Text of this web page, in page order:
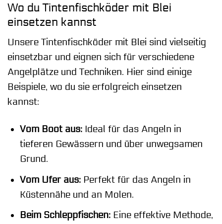
Wo du Tintenfischköder mit Blei
einsetzen kannst
Unsere Tintenfischköder mit Blei sind vielseitig
einsetzbar und eignen sich für verschiedene
Angelplätze und Techniken. Hier sind einige
Beispiele, wo du sie erfolgreich einsetzen
kannst:
Vom Boot aus:Ideal für das Angeln in
tieferen Gewässern und über unwegsamen
Grund.
Vom Ufer aus:Perfekt für das Angeln in
Küstennähe und an Molen.
Beim Schleppfischen:Eine effektive Methode,